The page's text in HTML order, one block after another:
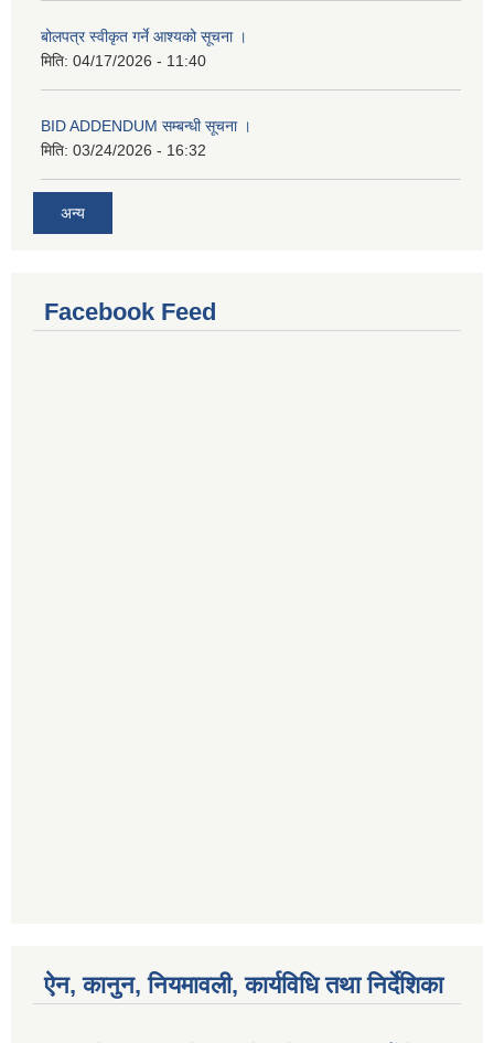
बोलपत्र स्वीकृत गर्ने आश्यको सूचना ।
मिति: 04/17/2026 - 11:40
BID ADDENDUM सम्बन्धी सूचना ।
मिति: 03/24/2026 - 16:32
अन्य
Facebook Feed
ऐन, कानुन, नियमावली, कार्यविधि तथा निर्देशिका